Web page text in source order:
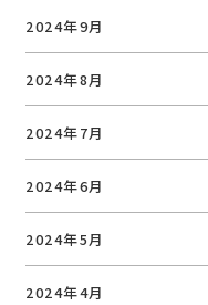
2024年9月
2024年8月
2024年7月
2024年6月
2024年5月
2024年4月